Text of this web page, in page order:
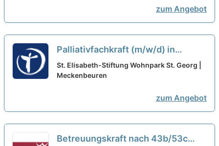
zum Angebot
Palliativfachkraft (m/w/d) in
Teilzeit (75%) - Hier kannst Du
durchstarten!
St. Elisabeth-Stiftung Wohnpark St. Georg |
Meckenbeuren
zum Angebot
Betreuungskraft nach 43b/53c